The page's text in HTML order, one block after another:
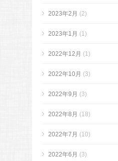
2023年2月 (2)
2023年1月 (1)
2022年12月 (1)
2022年10月 (3)
2022年9月 (3)
2022年8月 (18)
2022年7月 (10)
2022年6月 (3)